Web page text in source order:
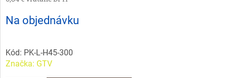
Jednotková
cena:
Na objednávku
Kód: PK-L-H45-300
Značka: GTV